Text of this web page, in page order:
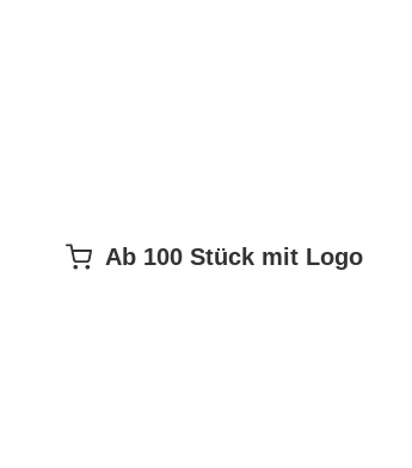
Ab 100 Stück mit Logo